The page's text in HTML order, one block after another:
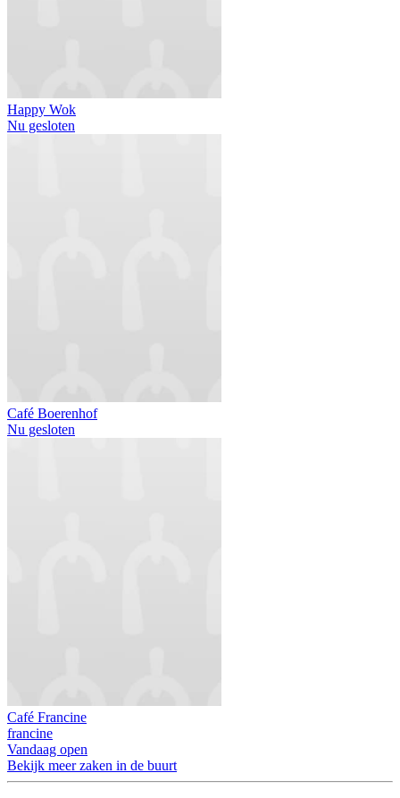
Happy Wok
Nu gesloten
Café Boerenhof
Nu gesloten
Café Francine
francine
Vandaag open
Bekijk meer zaken in de buurt